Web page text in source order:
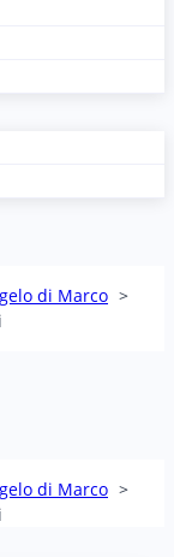
di Marco
di Marco